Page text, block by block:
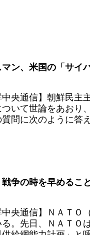
ン、米国の「サイ
中央通信】朝鮮民
いて世論をあおり
問に次のように答
争の時を早めるこ
中央通信】ＮＡＴ
。先日、ＮＡＴＯ